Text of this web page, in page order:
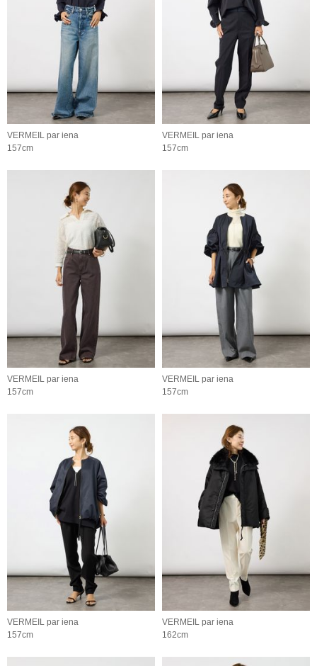
VERMEIL par iena
157cm
VERMEIL par iena
157cm
VERMEIL par iena
157cm
VERMEIL par iena
157cm
VERMEIL par iena
157cm
VERMEIL par iena
162cm